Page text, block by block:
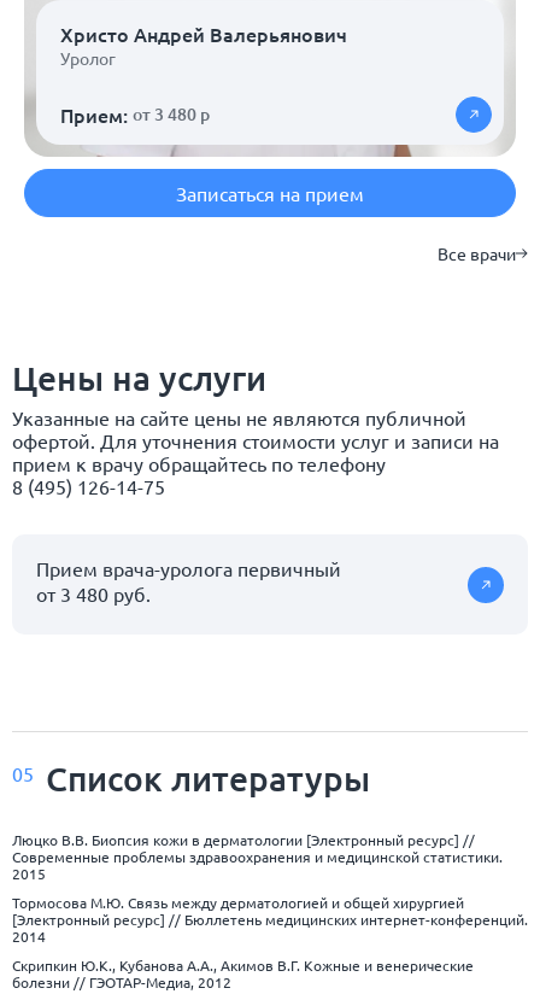
Христо Андрей Валерьянович
Уролог
Прием: от 3 480 р
Записаться на прием
Все врачи
Цены на услуги
Указанные на сайте цены не являются публичной
офертой. Для уточнения стоимости услуг и записи на
прием к врачу обращайтесь по телефону
8 (495) 126-14-75
Прием врача-уролога первичный
от 3 480 руб.
05 Список литературы
Люцко В.В. Биопсия кожи в дерматологии [Электронный ресурс] //
Современные проблемы здравоохранения и медицинской статистики.
2015
Тормосова М.Ю. Связь между дерматологией и общей хирургией
[Электронный ресурс] // Бюллетень медицинских интернет-конференций.
2014
Скрипкин Ю.К., Кубанова А.А., Акимов В.Г. Кожные и венерические
болезни // ГЭОТАР-Медиа, 2012